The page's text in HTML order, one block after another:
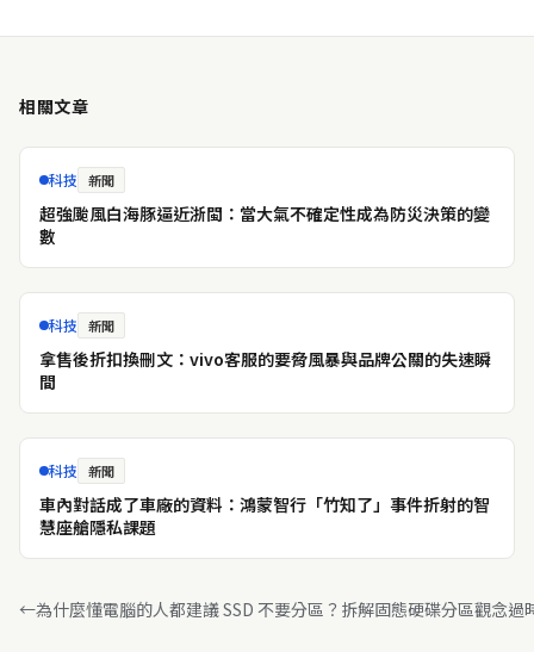
相關文章
科技 新聞
超強颱風白海豚逼近浙閩：當大氣不確定性成為防災決策的變
數
科技 新聞
拿售後折扣換刪文：vivo客服的要脅風暴與品牌公關的失速瞬
間
科技 新聞
車內對話成了車廠的資料：鴻蒙智行「竹知了」事件折射的智
慧座艙隱私課題
←為什麼懂電腦的人都建議 SSD 不要分區？拆解固態硬碟分區觀念過